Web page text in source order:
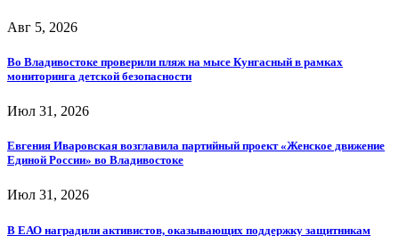
Авг 5, 2026
Во Владивостоке проверили пляж на мысе Кунгасный в рамках
мониторинга детской безопасности
Июл 31, 2026
Евгения Иваровская возглавила партийный проект «Женское движение
Единой России» во Владивостоке
Июл 31, 2026
В ЕАО наградили активистов, оказывающих поддержку защитникам